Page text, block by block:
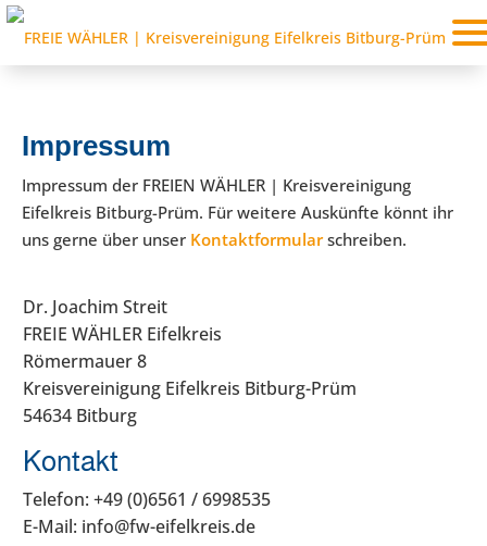
Impressum
Impressum der FREIEN WÄHLER | Kreisvereinigung
Eifelkreis Bitburg-Prüm. Für weitere Auskünfte könnt ihr
uns gerne über unser Kontaktformularschreiben.
Dr. Joachim Streit
FREIE WÄHLER Eifelkreis
Römermauer 8
Kreisvereinigung Eifelkreis Bitburg-Prüm
54634 Bitburg
Kontakt
Telefon: +49 (0)6561 / 6998535
E-Mail: info@fw-eifelkreis.de